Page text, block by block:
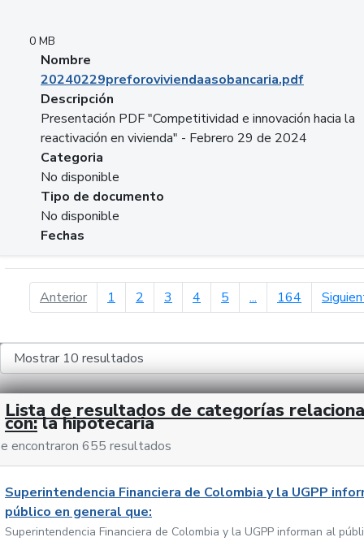
0 MB
Nombre
20240229preforoviviendaasobancaria.pdf
Descripción
Presentación PDF "Competitividad e innovación hacia la
reactivación en vivienda" - Febrero 29 de 2024
Categoria
No disponible
Tipo de documento
No disponible
Fechas
Anteriorpágina anterior
1 2 3 4 5 ... 164
Lista de resultados de categorías
con: la hipotecaria
encontraron 655 resultados
Superintendencia Financiera de Colombia y la UGPP
público en general que:
Superintendencia Financiera de Colombia y la UGPP informan al